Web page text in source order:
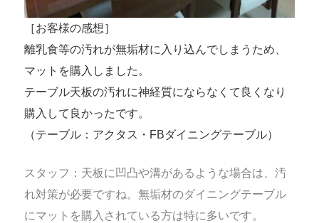
［お客様の感想］
離乳食等の汚れが無垢材に入り込んでしまうため、
マットを購入しました。
テーブル天板の汚れに神経質にならなくて良くなり
購入して良かったです。
（テーブル：アクタス・FBダイニングテーブル）
スタッフ：天板に凹凸や溝があるような場合は、汚
れ対策が必要ですね。無垢材のダイニングテーブル
にマットを購入されている方は特に多いです。